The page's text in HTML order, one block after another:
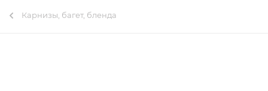
Карнизы, багет, бленда